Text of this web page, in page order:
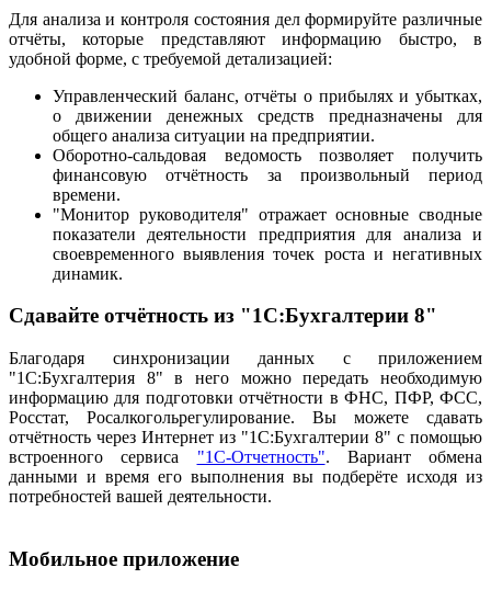
Для анализа и контроля состояния дел формируйте различные
отчёты, которые представляют информацию быстро, в
удобной форме, с требуемой детализацией:
Управленческий баланс, отчёты о прибылях и убытках,
о движении денежных средств предназначены для
общего анализа ситуации на предприятии.
Оборотно-сальдовая ведомость позволяет получить
финансовую отчётность за произвольный период
времени.
"Монитор руководителя" отражает основные сводные
показатели деятельности предприятия для анализа и
своевременного выявления точек роста и негативных
динамик.
Сдавайте отчётность из "1С:Бухгалтерии 8"
Благодаря синхронизации данных с приложением
"1С:Бухгалтерия 8" в него можно передать необходимую
информацию для подготовки отчётности в ФНС, ПФР, ФСС,
Росстат, Росалкогольрегулирование. Вы можете сдавать
отчётность через Интернет из "1С:Бухгалтерии 8" с помощью
встроенного сервиса "1С-Отчетность". Вариант обмена
данными и время его выполнения вы подберёте исходя из
потребностей вашей деятельности.
Мобильное приложение